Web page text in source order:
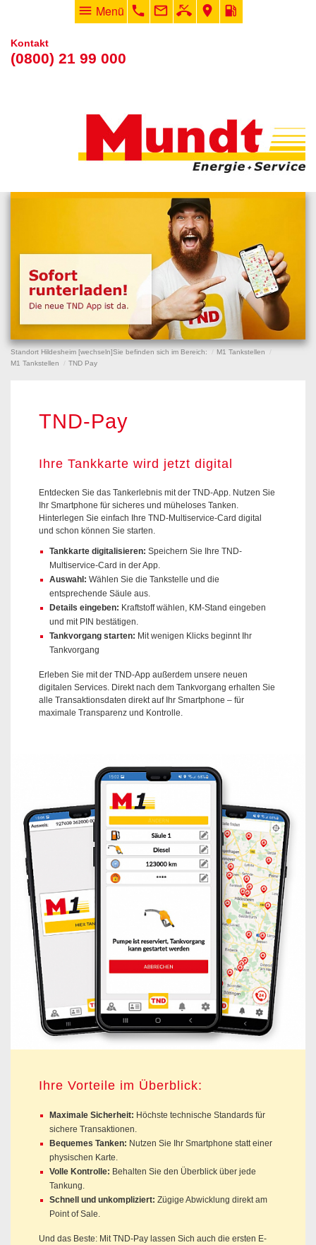
menu Menü phone mail_outline phone_missed room local_gas_station
Kontakt
(0800) 21 99 000
Standort Hildesheim [wechseln]Sie befinden sich im Bereich:
M1 Tankstellen
M1 Tankstellen
TND Pay
TND-Pay
Ihre Tankkarte wird jetzt digital
Entdecken Sie das Tankerlebnis mit der TND-App. Nutzen Sie
Ihr Smartphone für sicheres und müheloses Tanken.
Hinterlegen Sie einfach Ihre TND-Multiservice-Card digital
und schon können Sie starten.
Tankkarte digitalisieren: Speichern Sie Ihre TND-
Multiservice-Card in der App.
Auswahl:Wählen Sie die Tankstelle und die
entsprechende Säule aus.
Details eingeben: Kraftstoff wählen, KM-Stand eingeben
und mit PIN bestätigen.
Tankvorgang starten: Mit wenigen Klicks beginnt Ihr
Tankvorgang
Erleben Sie mit der TND-App außerdem unsere neuen
digitalen Services. Direkt nach dem Tankvorgang erhalten Sie
alle Transaktionsdaten direkt auf Ihr Smartphone – für
maximale Transparenz und Kontrolle.
Ihre Vorteile im Überblick:
Maximale Sicherheit: Höchste technische Standards für
sichere Transaktionen.
Bequemes Tanken: Nutzen Sie Ihr Smartphone statt einer
physischen Karte.
Volle Kontrolle: Behalten Sie den Überblick über jede
Tankung.
Schnell und unkompliziert: Zügige Abwicklung direkt am
Point of Sale.
Und das Beste: Mit TND-Pay lassen Sich auch die ersten E-